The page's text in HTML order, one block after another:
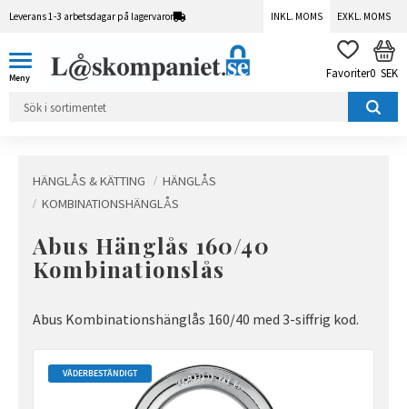
Leverans 1-3 arbetsdagar på lagervaror INKL. MOMS EXKL. MOMS
FAVORITER
0 SEK
HÄNGLÅS & KÄTTING
HÄNGLÅS
KOMBINATIONSHÄNGLÅS
Abus Hänglås 160/40
Kombinationslås
Abus Kombinationshänglås 160/40 med 3-siffrig kod.
VÄDERBESTÄNDIGT